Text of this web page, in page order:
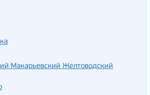
Макарьевский Желтоводский